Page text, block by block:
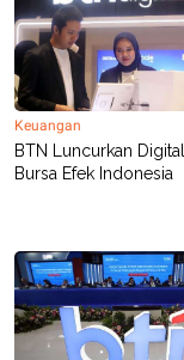
D
I
A
.
I
D
PEDOMAN
PEMBERITAAN
SIBER
PRIVACY
POLICY
Keuangan
BTN Luncurkan
Bursa Efek Indonesia